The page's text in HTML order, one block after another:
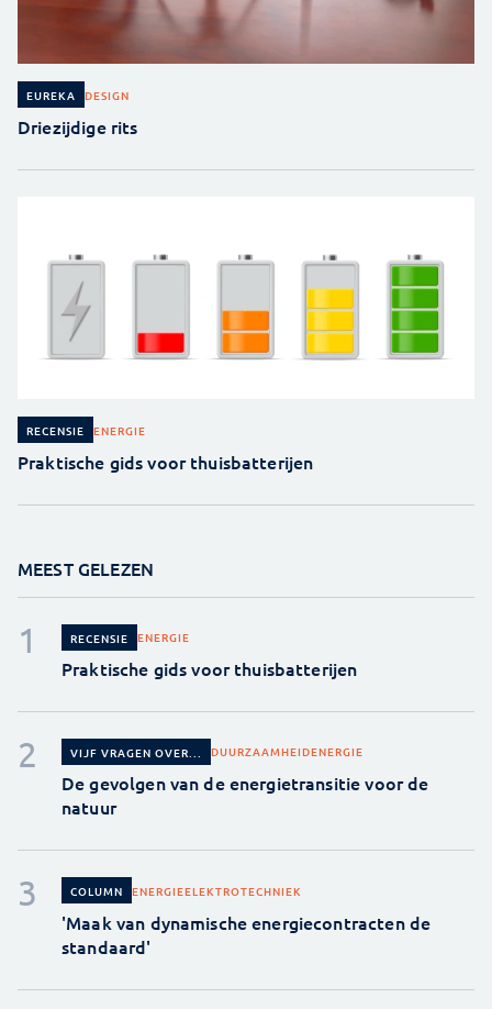
EUREKA DESIGN
Driezijdige rits
RECENSIE ENERGIE
Praktische gids voor thuisbatterijen
MEEST GELEZEN
RECENSIE ENERGIE
Praktische gids voor thuisbatterijen
VIJF VRAGEN OVER... DUURZAAMHEIDENERGIE
De gevolgen van de energietransitie voor de
natuur
COLUMN ENERGIEELEKTROTECHNIEK
'Maak van dynamische energiecontracten de
standaard'